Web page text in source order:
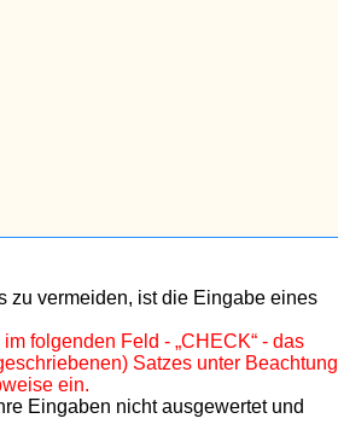
zu vermeiden, ist die Eingabe eines
folgenden Feld - „CHECK“ - das
Satzes unter Beachtung
ein.
Eingaben nicht ausgewertet und